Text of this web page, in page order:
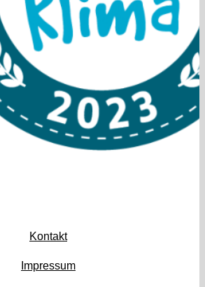
Kontakt
Impressum